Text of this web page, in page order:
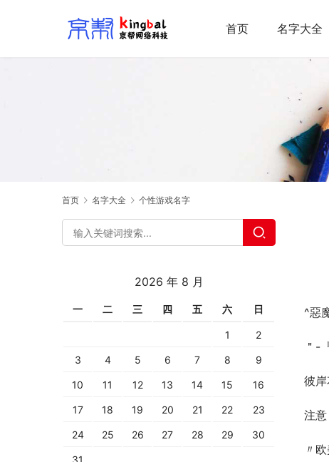
首页 名字大全
首页 名字大全 个性游戏名字
^惡
＂-
彼岸
注意
〃
2026 年 8 月
一 二 三 四 五 六 日
1 2
3 4 5 6 7 8 9
10 11 12 13 14 15 16
17 18 19 20 21 22 23
24 25 26 27 28 29 30